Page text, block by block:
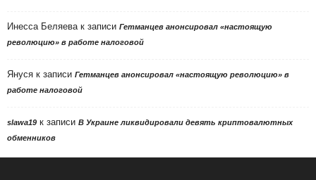
Инесса Беляевак записи Гетманцев анонсировал «настоящую
революцию» в работе налоговой
Януся к записи Гетманцев анонсировал «настоящую революцию» в
работе налоговой
slawa19 к записи В Украине ликвидировали девять криптовалютных
обменников